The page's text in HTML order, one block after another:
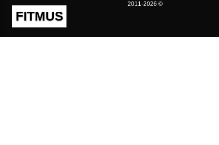
FITMUS
2011-2026 ©